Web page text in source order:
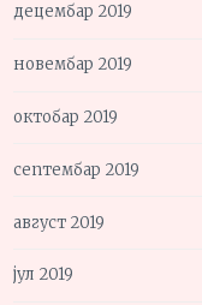
децембар 2019
новембар 2019
октобар 2019
септембар 2019
август 2019
јул 2019